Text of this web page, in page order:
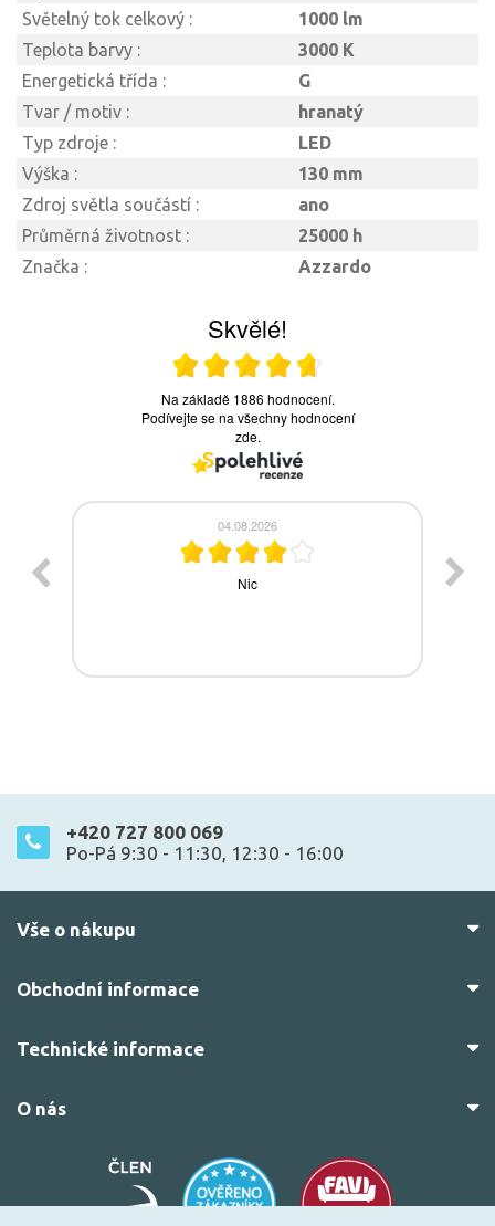
Světelný tok celkový :
1000 lm
Teplota barvy :
3000 K
Energetická třída :
G
Tvar / motiv :
hranatý
Typ zdroje :
LED
Výška :
130 mm
Zdroj světla součástí :
ano
Průměrná životnost :
25000 h
Značka :
Azzardo
+420 727 800 069
Po-Pá 9:30 - 11:30, 12:30 - 16:00
Vše o nákupu
Obchodní informace
Technické informace
O nás